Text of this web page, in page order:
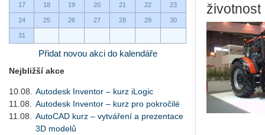
17 18 19 20 21 22 23
24 25 26 27 28 29 30
31
Přidat novou akci do kalendáře
Nejbližší akce
10.08.
Autodesk Inventor – kurz iLogic
11.08.
Autodesk Inventor – kurz pro pokročilé
11.08.
AutoCAD kurz – vytváření a prezentace
3D modelů
životnost